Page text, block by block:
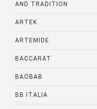
AND TRADITION
ARTEK
ARTEMIDE
BACCARAT
BAOBAB
BB ITALIA